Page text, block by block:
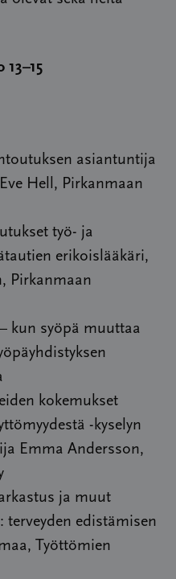
asiantuntija
Hell, Pirkanmaan
työ- ja
erikoislääkäri,
Pirkanmaan
kun syöpä muuttaa
kokemukset
-kyselyn
Emma Andersson,
ja muut
edistämisen
Työttömien